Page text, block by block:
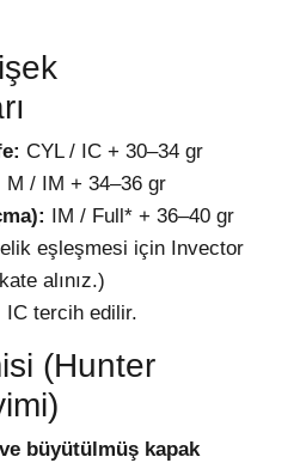
CYL / IC + 30–34 gr
M / IM + 34–36 gr
IM / Full* + 36–40 gr
eşleşmesi için Invector
alınız.)
IC tercih edilir.
(Hunter
büyütülmüş kapak